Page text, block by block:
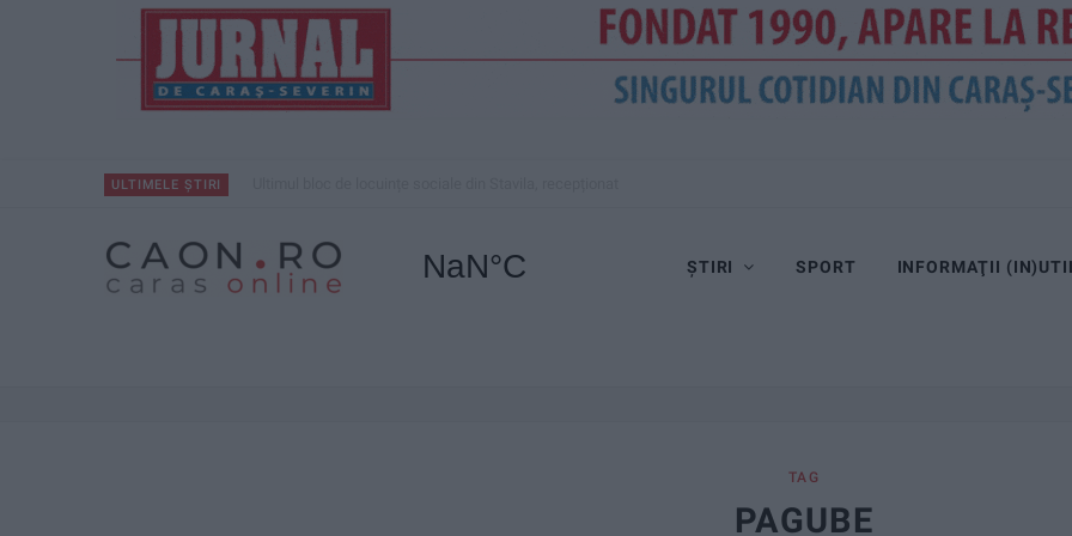
ULTIMELE ȘTIRI
ȘTIRI SPORT INFORMAŢII
TAG
PAGUBE